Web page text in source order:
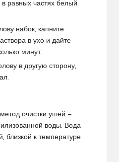
равных частях белый
набок, капните
в ухо и дайте
минут.
в другую сторону,
очистки ушей —
воды. Вода
близкой к температуре